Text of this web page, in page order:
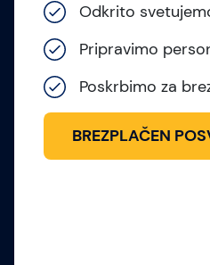
Odkrito
Pripravimo
Poskrbimo za
BREZPLAČEN